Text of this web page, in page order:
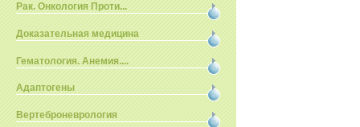
Рак. Онкология Проти...
Доказательная медицина
Гематология. Анемия....
Адаптогены
Вертеброневрология